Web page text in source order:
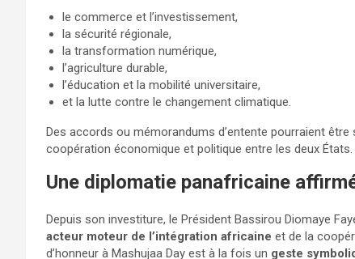
le commerce et l’investissement,
la sécurité régionale,
la transformation numérique,
l’agriculture durable,
l’éducation et la mobilité universitaire,
et la lutte contre le changement climatique.
Des accords ou mémorandums d’entente pourraient
coopération économique et politique entre les deux États.
Une diplomatie panafricaine
Depuis son investiture, le Président Bassirou Diomaye
acteur moteur de l’intégration africaine et de la
d’honneur à Mashujaa Day est à la fois un geste